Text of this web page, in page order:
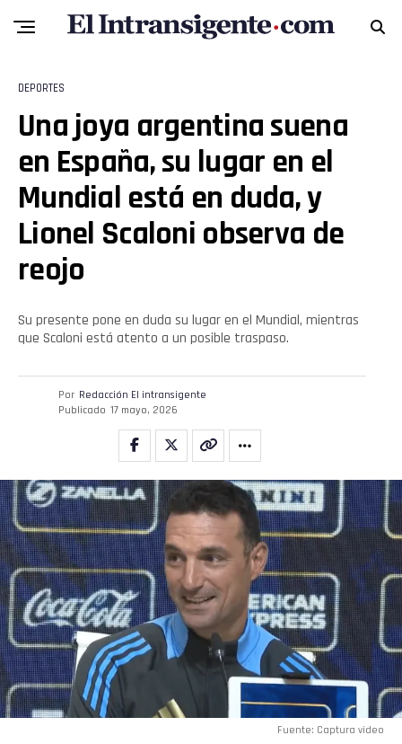
DEPORTES
Una joya argentina suena
en España, su lugar en el
Mundial está en duda, y
Lionel Scaloni observa de
reojo
Su presente pone en duda su lugar en el Mundial, mientras
que Scaloni está atento a un posible traspaso.
Por Redacción El intransigente
Publicado 17 mayo, 2026
Fuente: Captura video
Reddit
Email